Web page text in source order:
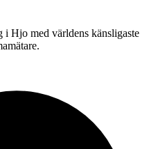
i Hjo med världens känsligaste